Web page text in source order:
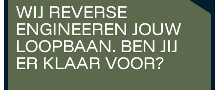
WIJ REVERSE
ENGINEEREN JOUW
LOOPBAAN. BEN JIJ
ER KLAAR VOOR?